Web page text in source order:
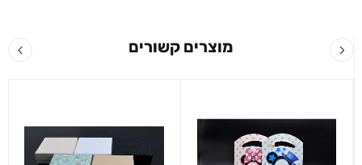
מוצרים קשורים